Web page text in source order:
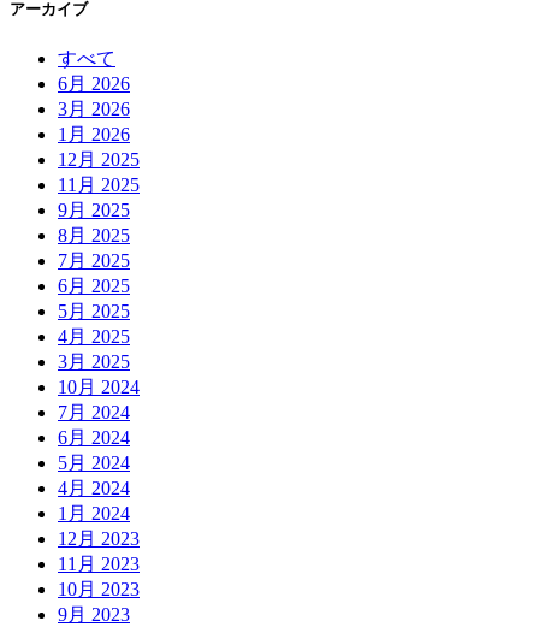
アーカイブ
すべて
6月 2026
3月 2026
1月 2026
12月 2025
11月 2025
9月 2025
8月 2025
7月 2025
6月 2025
5月 2025
4月 2025
3月 2025
10月 2024
7月 2024
6月 2024
5月 2024
4月 2024
1月 2024
12月 2023
11月 2023
10月 2023
9月 2023